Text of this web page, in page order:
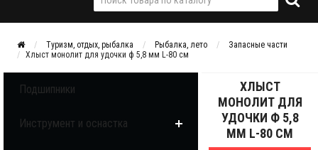
Туризм, отдых, рыбалка Рыбалка, лето
Запасные части
Хлыст монолит для удочки ф 5,8 мм L-80 см
Подшипники
Инструмент и оснастка
ХЛЫСТ
МОНОЛИТ ДЛЯ
УДОЧКИ Ф 5,8
ММ L-80 СМ